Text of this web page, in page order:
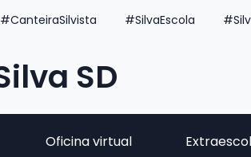
#CanteiraSilvista #SilvaEscola
SD
Oficina virtual